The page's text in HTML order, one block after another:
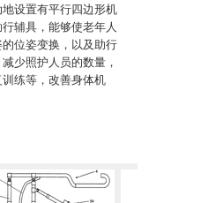
设置有平行四边形机
辅具，能够使老年人
位姿变换，以及助行
少照护人员的数量，
练等，改善身体机